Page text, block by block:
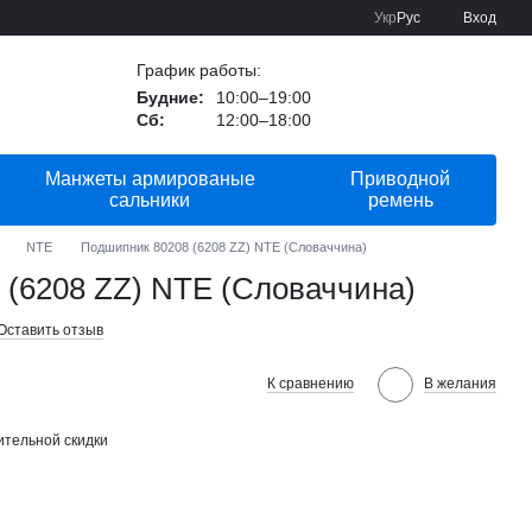
Укр Рус Вход
График работы:
Будние:
10:00–19:00
Сб:
12:00–18:00
Манжеты армированые
сальники
Приводной
ремень
NTE Подшипник 80208 (6208 ZZ) NTE (Словаччина)
ZZ) NTE (Словаччина)
отзыв
К сравнению В желания
скидки